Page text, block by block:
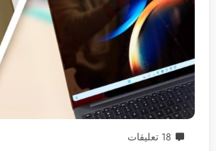
18 تعليقات